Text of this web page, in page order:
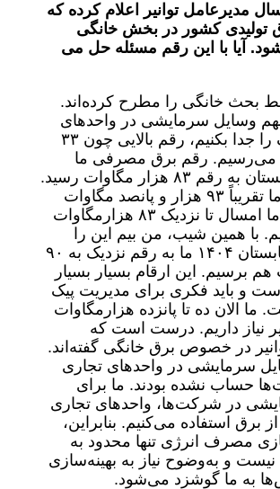
مدیرعامل توانیر اعلام کرده که
تولیدی کشور در بخش خانگی
آیا با این رقم مسئله حل می
بحث خانگی را مطرح کرده‌اند.
وسایل سرمایشی در واحدهای
تجاری کوچک را جدا بکنیم، رقم بالایی چون ۳۳
می‌رسیم. رقم برق مصرفی ما
امسال در تابستان به رقم ۸۳ هزار مگاوات رسید.
کل ظرفیت ما تقریباً ۹۳ هزار و پانصد مگاوات
برق است و ما امسال تا نزدیک ۸۳ هزارمگاوات
با همین شیب، من بیم این را
دارم که در تابستان ۱۴۰۴ ما به رقم نزدیک به ۹۰
برسیم. این ارقام بسیار بسیار
و باید فکری برای مدیریت پیک
الان ده تا پانزده هزارمگاوات
نیاز داریم. درست است که
در خصوص برق خانگی گفته‌اند.
سرمایشی در واحدهای تجاری
حساب نشده بودند. ما برای
در شرکت‌ها، واحدهای تجاری
برق استفاده می‌کنیم. بنابراین،
مصرف انرژی تنها محدود به
و به‌وضوح نیاز به بهینه‌سازی
به ما گوشزد می‌شود.